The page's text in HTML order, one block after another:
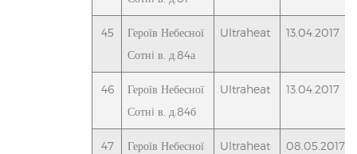
45
Героїв Небесної
Сотнi в. д.84а
Ultraheat 13.04.2017
46
Героїв Небесної
Сотнi в. д.84б
Ultraheat 13.04.2017
47
Героїв Небесної
Ultraheat 08.05.2017